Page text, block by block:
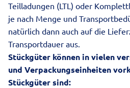
Teilladungen (LTL) oder
je nach Menge und
natürlich dann auch auf die
Transportdauer aus.
Stückgüter können in vielen
und Verpackungseinheiten
Stückgüter sind: